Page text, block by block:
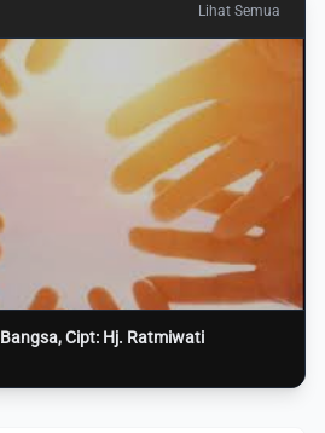
Lihat Semua
Cipt: Hj. Ratmiwati